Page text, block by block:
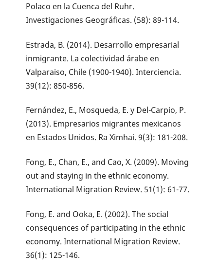
Polaco en la Cuenca del Ruhr.
Investigaciones Geográficas. (58): 89-114.
Estrada, B. (2014). Desarrollo empresarial
inmigrante. La colectividad árabe en
Valparaiso, Chile (1900-1940). Interciencia.
39(12): 850-856.
Fernández, E., Mosqueda, E. y Del-Carpio, P.
(2013). Empresarios migrantes mexicanos
en Estados Unidos. Ra Ximhai. 9(3): 181-208.
Fong, E., Chan, E., and Cao, X. (2009). Moving
out and staying in the ethnic economy.
International Migration Review. 51(1): 61-77.
Fong, E. and Ooka, E. (2002). The social
consequences of participating in the ethnic
economy. International Migration Review.
36(1): 125-146.